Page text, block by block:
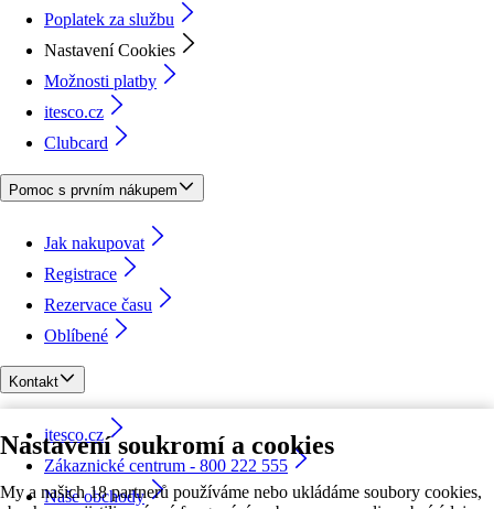
Nastavení soukromí a cookies
My a našich 18 partnerů používáme nebo ukládáme soubory cookies,
Poplatek za službu
Nastavení Cookies
Možnosti platby
itesco.cz
Clubcard
Pomoc s prvním nákupem
Jak nakupovat
Registrace
Rezervace času
Oblíbené
Kontakt
itesco.cz
Zákaznické centrum - 800 222 555
Naše obchody